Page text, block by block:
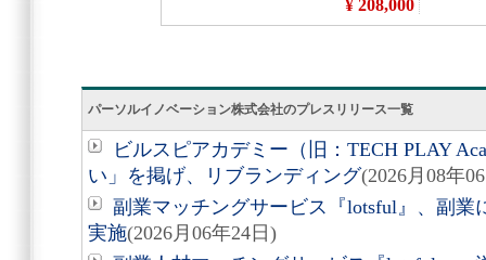
パーソルイノベーション株式会社のプレスリリース一覧
ビルスピアカデミー（旧：TECH PLAY
い」を掲げ、リブランディング(2026月08年
副業マッチングサービス『lotsful』、副業
実施(2026月06年24日)